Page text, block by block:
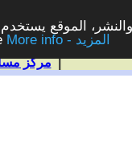
الموقع
More info - المزيد
مركز|